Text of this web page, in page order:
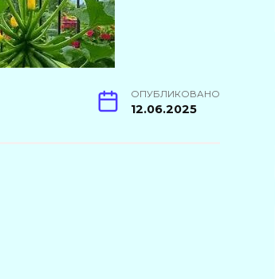
ОПУБЛИКОВАНО
12.06.2025